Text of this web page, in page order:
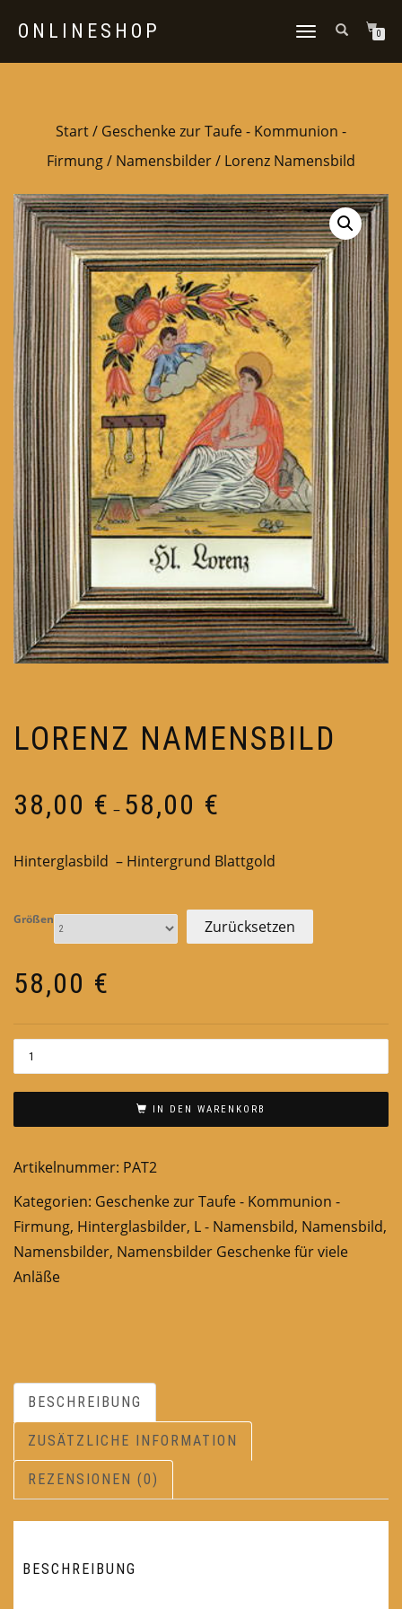
ONLINESHOP
NAVIGATION
0
Start/ Geschenke zur Taufe - Kommunion -
Firmung/ Namensbilder/ Lorenz Namensbild
LORENZ NAMENSBILD
38,00 € – 58,00 €
58,00 €
Hinterglasbild – Hintergrund Blattgold
Größen Zurücksetzen
58,00 €
IN DEN WARENKORB
Artikelnummer: PAT2
Kategorien: Geschenke zur Taufe - Kommunion -
Firmung, Hinterglasbilder, L - Namensbild, Namensbild,
Namensbilder, Namensbilder Geschenke für viele
Anläße
BESCHREIBUNG
ZUSÄTZLICHE INFORMATION
REZENSIONEN (0)
BESCHREIBUNG